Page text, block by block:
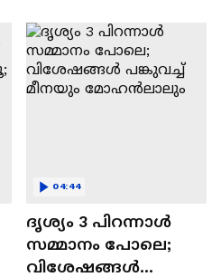
Naslen| Mollywood
Times|Interview
ദൃശ്യം 3 പിറന്നാൾ
സമ്മാനം പോലെ;
വിശേഷങ്ങൾ
04:44